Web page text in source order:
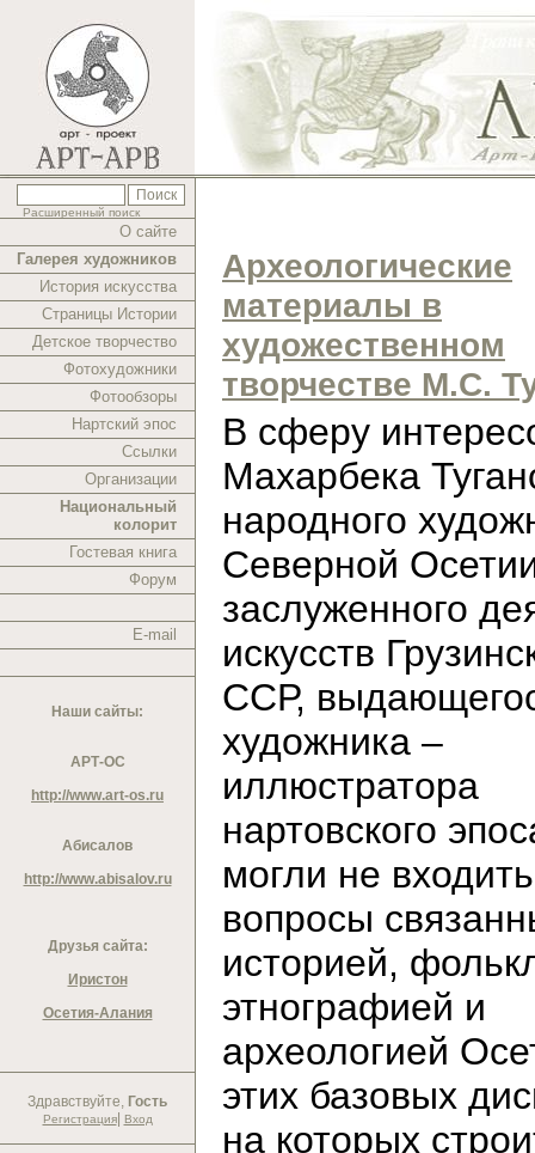
Расширенный поиск
О сайте
Галерея художников
История искусства
Страницы Истории
Детское творчество
Фотохудожники
Фотообзоры
Нартский эпос
Ссылки
Организации
Национальный
колорит
Гостевая книга
Форум
E-mail
Наши сайты:
АРТ-ОС
http://www.art-os.ru
Абисалов
http://www.abisalov.ru
Друзья сайта:
Иристон
Осетия-Алания
Здравствуйте, Гость
Регистрация| Вход
Археологические
материалы в
художественном
творчестве М.С.
В cферу
Махарбека
народного
Северной
заслуженного
искусств
ССР,
художника –
иллюстратора
нартовского
могли не входить
вопросы
историей,
этнографией и
археологией
этих базовых
на которых